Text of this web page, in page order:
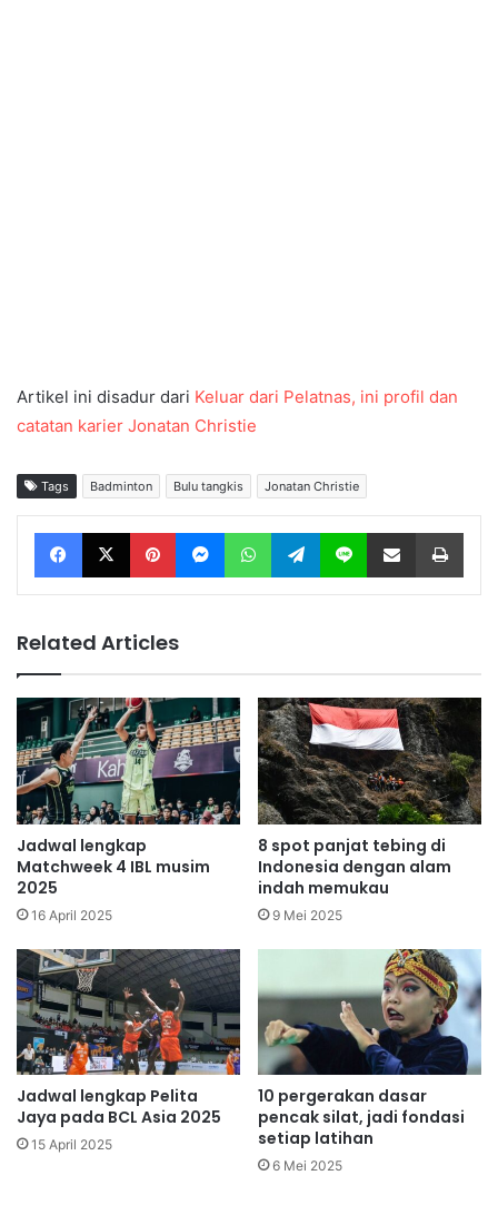
Artikel ini disadur dari Keluar dari Pelatnas, ini profil dan
catatan karier Jonatan Christie
Tags Badminton Bulu tangkis Jonatan Christie
Facebook X Pinterest Messenger WhatsApp Telegram Line Share via Email
Related Articles
Jadwal lengkap
Matchweek 4 IBL musim
2025
16 April 2025
8 spot panjat tebing di
Indonesia dengan alam
indah memukau
9 Mei 2025
Jadwal lengkap Pelita
Jaya pada BCL Asia 2025
15 April 2025
10 pergerakan dasar
pencak silat, jadi fondasi
setiap latihan
6 Mei 2025